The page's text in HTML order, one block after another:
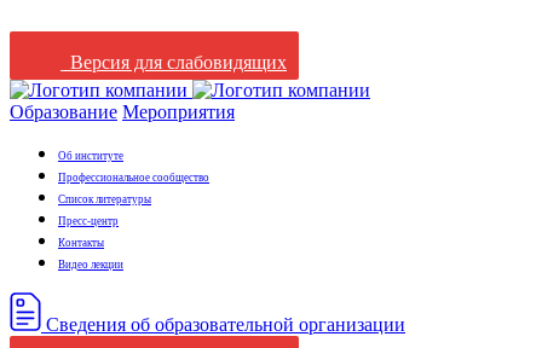
Версия для слабовидящих
Образование Мероприятия
Об институте
Профессиональное сообщество
Список литературы
Пресс-центр
Контакты
Видео лекции
Сведения oб oбразовательной oрганизации